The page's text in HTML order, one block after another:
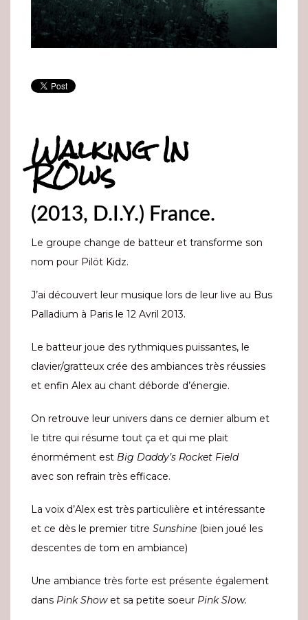
Walking In
RÖws
(2013, D.I.Y.) France.
Le groupe change de batteur et transforme son
nom pour Pilöt Kidz.
J’ai découvert leur musique lors de leur live au Bus
Palladium à Paris le 12 Avril 2013.
Le batteur joue des rythmiques puissantes, le
clavier/gratteux crée des ambiances très réussies
et enfin Alex au chant déborde d’énergie.
On retrouve leur univers dans ce dernier album et
le titre qui résume tout ça et qui me plait
énormément est Big Daddy’s Rocket Field
avec son refrain très efficace.
La voix d’Alex est très particulière et intéressante
et ce dès le premier titre Sunshine (bien joué les
descentes de tom en ambiance)
Une ambiance très forte est présente également
dans Pink Showet sa petite soeur Pink Slow.